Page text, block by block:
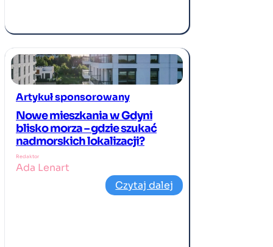
Artykuł sponsorowany
Nowe mieszkania w Gdyni
blisko morza – gdzie szukać
nadmorskich lokalizacji?
Redaktor
Ada Lenart
Czytaj dalej